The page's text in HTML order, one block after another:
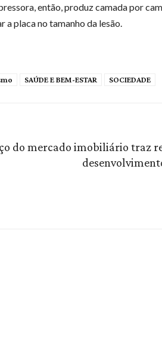
então, produz camada por
a placa no tamanho da lesão.
SAÚDE E BEM-ESTAR SOCIEDADE
do mercado imobiliário traz